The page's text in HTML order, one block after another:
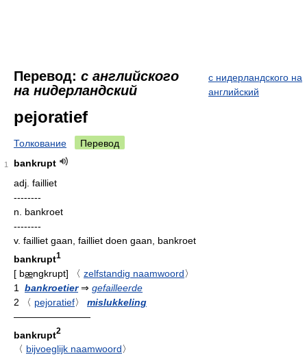
Перевод: с английского
на нидерландский
с нидерландского на
английский
pejoratief
Толкование Перевод
1
bankrupt
adj. failliet
--------
n.
bankroet
--------
v. failliet gaan, failliet doen gaan, bankroet
bankrupt1
[ bængkrupt] 〈 zelfstandig naamwoord〉
1
bankroetier⇒ gefailleerde
2
〈 pejoratief〉
mislukkeling
————————
bankrupt2
〈 bijvoeglijk naamwoord〉